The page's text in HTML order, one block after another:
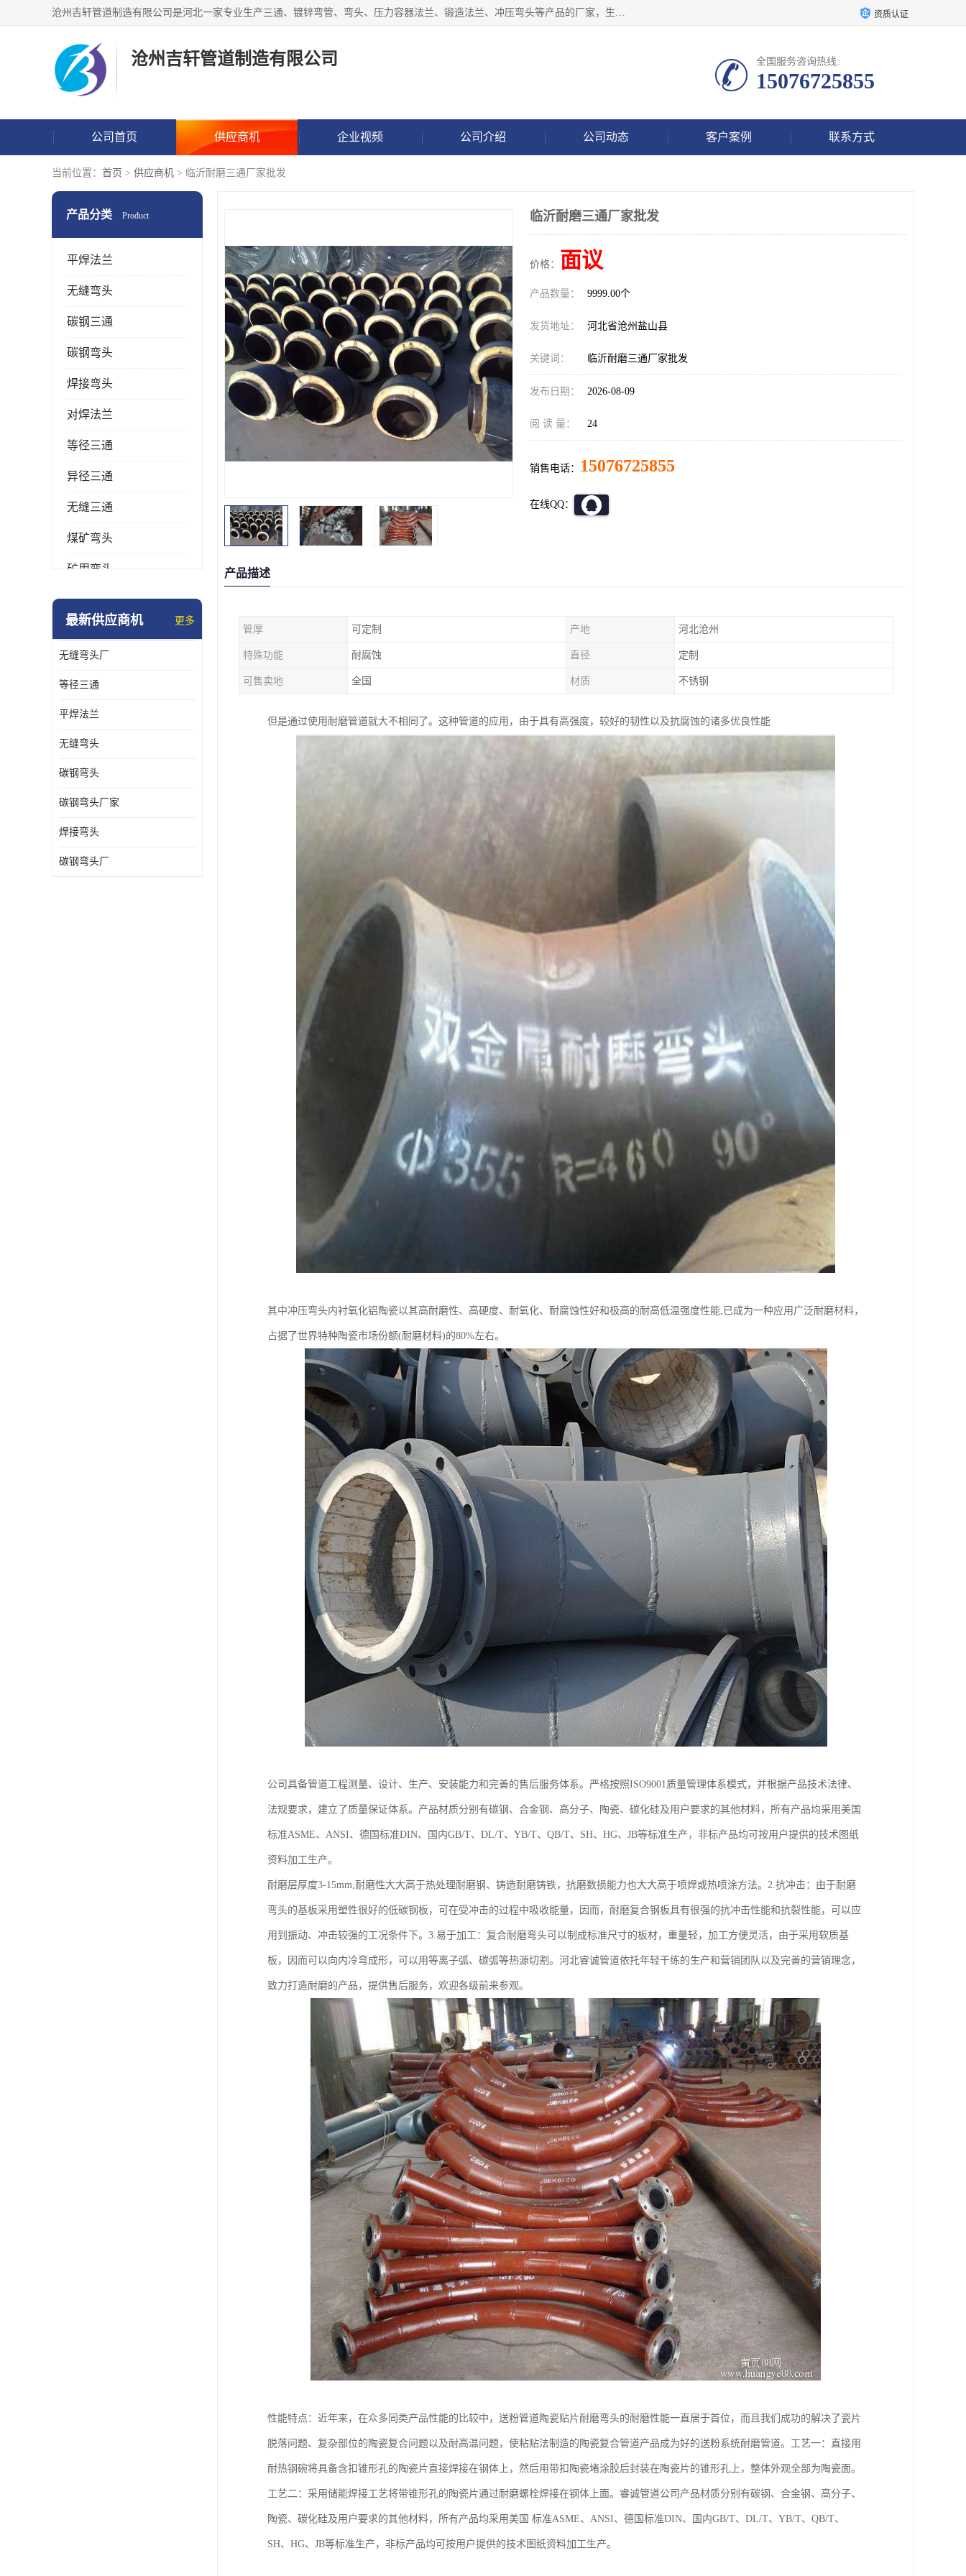
沧州吉轩管道制造有限公司是河北一家专业生产三通、镀锌弯管、弯头、压力容器法兰、锻造法兰、冲压弯头等产品的厂家，生产设备精良，工艺先进，产品规格齐全，售后服务健全。 资质认证
沧州吉轩管道制造有限公司 全国服务咨询热线:
15076725855
公司首页 供应商机 企业视频 公司介绍 公司动态 客户案例 联系方式
当前位置： 首页 > 供应商机 > 临沂耐磨三通厂家批发
产品分类 Product
平焊法兰
无缝弯头
碳钢三通
碳钢弯头
焊接弯头
对焊法兰
等径三通
异径三通
无缝三通
煤矿弯头
矿用弯头
冲压弯头
热压弯头
镀锌弯头
最新供应商机 更多
无缝弯头厂
等径三通
平焊法兰
无缝弯头
碳钢弯头
碳钢弯头厂家
焊接弯头
碳钢弯头厂
临沂耐磨三通厂家批发
价格： 面议
产品数量： 9999.00个
发货地址： 河北省沧州盐山县
关键词： 临沂耐磨三通厂家批发
发布日期： 2026-08-09
阅 读 量： 24
销售电话： 15076725855
在线QQ：
产品描述
管厚 可定制 产地 河北沧州
特殊功能 耐腐蚀 直径 定制
可售卖地 全国 材质 不锈钢
但是通过使用耐磨管道就大不相同了。这种管道的应用，由于具有高强度，较好的韧性以及抗腐蚀的诸多优良性能
其中冲压弯头内衬氧化铝陶瓷以其高耐磨性、高硬度、耐氧化、耐腐蚀性好和极高的耐高低温强度性能,已成为一种应用广泛耐磨材料，
占据了世界特种陶瓷市场份额(耐磨材料)的80%左右。
公司具备管道工程测量、设计、生产、安装能力和完善的售后服务体系。严格按照ISO9001质量管理体系模式，并根据产品技术法律、
法规要求，建立了质量保证体系。产品材质分别有碳钢、合金钢、高分子、陶瓷、碳化硅及用户要求的其他材料，所有产品均采用美国
标准ASME、ANSI、德国标准DIN、国内GB/T、DL/T、YB/T、QB/T、SH、HG、JB等标准生产，非标产品均可按用户提供的技术图纸
资料加工生产。
耐磨层厚度3-15mm,耐磨性大大高于热处理耐磨钢、铸造耐磨铸铁，抗磨数损能力也大大高于喷焊或热喷涂方法。2.抗冲击：由于耐磨
弯头的基板采用塑性很好的低碳钢板，可在受冲击的过程中吸收能量，因而，耐磨复合钢板具有很强的抗冲击性能和抗裂性能，可以应
用到振动、冲击较强的工况条件下。3.易于加工：复合耐磨弯头可以制成标准尺寸的板材，重量轻，加工方便灵活，由于采用软质基
板，因而可以向内冷弯成形，可以用等离子弧、碳弧等热源切割。河北睿诚管道依托年轻干练的生产和营销团队以及完善的营销理念，
致力打造耐磨的产品，提供售后服务，欢迎各级前来参观。
性能特点：近年来，在众多同类产品性能的比较中，送粉管道陶瓷贴片耐磨弯头的耐磨性能一直居于首位，而且我们成功的解决了瓷片
脱落问题、复杂部位的陶瓷复合问题以及耐高温问题，使粘贴法制造的陶瓷复合管道产品成为好的送粉系统耐磨管道。工艺一：直接用
耐热钢碗将具备含扣锥形孔的陶瓷片直接焊接在钢体上，然后用带扣陶瓷堵涂胶后封装在陶瓷片的锥形孔上，整体外观全部为陶瓷面。
工艺二：采用储能焊接工艺将带锥形孔的陶瓷片通过耐磨螺栓焊接在钢体上面。睿诚管道公司产品材质分别有碳钢、合金钢、高分子、
陶瓷、碳化硅及用户要求的其他材料，所有产品均采用美国 标准ASME、ANSI、德国标准DIN、国内GB/T、DL/T、YB/T、QB/T、
SH、HG、JB等标准生产，非标产品均可按用户提供的技术图纸资料加工生产。